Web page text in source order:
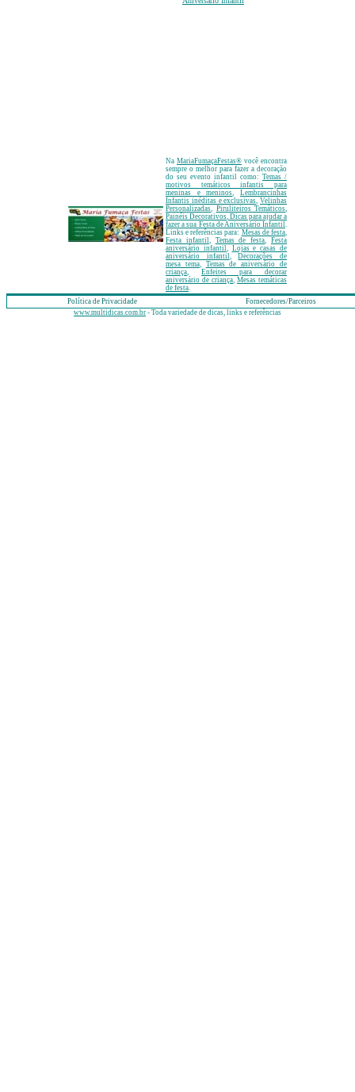
Na MariaFumaçaFestas® você encontra
sempre o melhor para fazer a decoração
do seu evento infantil como: Temas /
motivos temáticos infantis para
meninas e meninos,Lembrancinhas
Infantis inéditas e exclusivas, Velinhas
Personalizadas, Piruliteiros Temáticos,
Painéis Decorativos, Dicas para ajudar a
fazer a sua Festa de Aniversário Infantil.
Links e referências para: Mesas de festa,
Festa infantil, Temas de festa,Festa
aniversário infantil, Lojas e casas de
aniversário infantil,Decorações de
mesa tema, Temas de aniversário de
criança, Enfeites para decorar
aniversário de criança, Mesas temáticas
de festa.
Política de Privacidade
Fornecedores/Parceiros
www.multidicas.com.br - Toda variedade de dicas, links e referências